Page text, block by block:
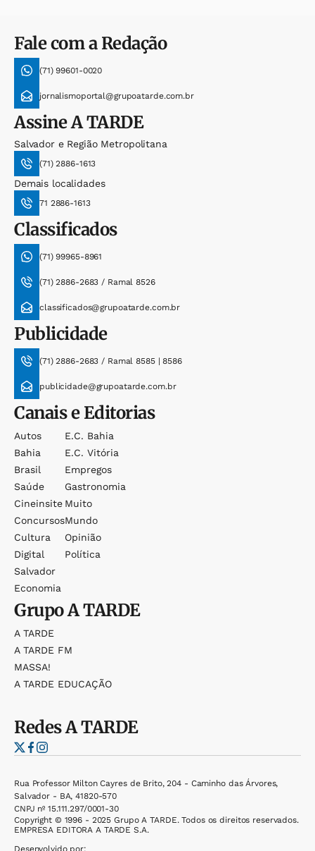
Fale com a Redação
(71) 99601-0020
jornalismoportal@grupoatarde.com.br
AssineA TARDE
Salvador e Região Metropolitana
(71) 2886-1613
Demais localidades
71 2886-1613
Classificados
(71) 99965-8961
(71) 2886-2683 / Ramal 8526
classificados@grupoatarde.com.br
Publicidade
(71) 2886-2683 / Ramal 8585 | 8586
publicidade@grupoatarde.com.br
Canais e Editorias
Autos
Bahia
Brasil
Saúde
Cineinsite
Concursos
Cultura
Digital
Salvador
Economia
E.c. Bahia
E.c. Vitória
Empregos
Gastronomia
Muito
Mundo
Opinião
Política
GrupoA TARDE
A TARDE
A TARDE FM
MASSA!
A TARDE EDUCAÇÃO
RedesA TARDE
Rua Professor Milton Cayres de Brito, 204 - Caminho das Árvores,
Salvador - BA, 41820-570
CNPJ nº 15.111.297/0001-30
Copyright © 1996 - 2025 Grupo A TARDE. Todos os direitos reservados.
EMPRESA EDITORA A TARDE S.A.
Desenvolvido por: